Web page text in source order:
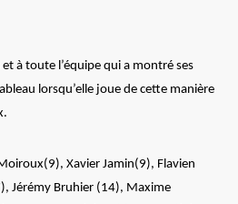
à toute l’équipe qui a montré ses
lorsqu’elle joue de cette manière
Xavier Jamin(9), Flavien
Jérémy Bruhier (14), Maxime